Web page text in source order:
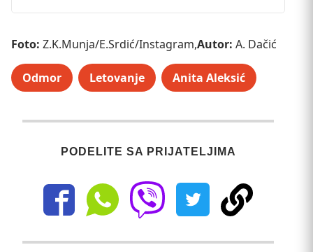
Foto: Z.K.Munja/E.Srdić/Instagram,Autor: A. Dačić
Odmor Letovanje Anita Aleksić
PODELITE SA PRIJATELJIMA